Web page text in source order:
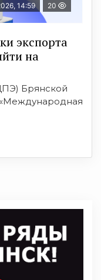
14:59 20
экспорта
на
Брянской